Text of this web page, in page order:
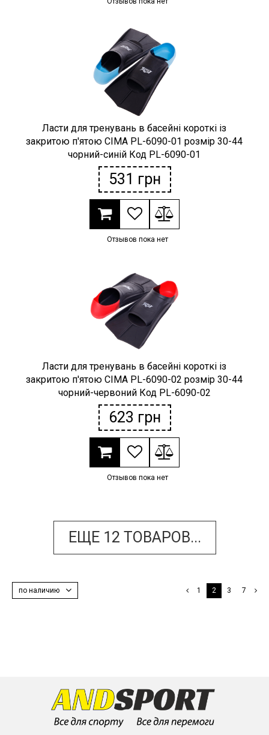
Ласти для тренувань в басейні короткі із
закритою п'ятою CIMA PL-6090-01 розмір 30-44
чорний-синій Код PL-6090-01
531 грн
Отзывов пока нет
Ласти для тренувань в басейні короткі із
закритою п'ятою CIMA PL-6090-02 розмір 30-44
чорний-червоний Код PL-6090-02
623 грн
Отзывов пока нет
ЕЩЕ 12 ТОВАРОВ...
по наличию 1 2 3 7